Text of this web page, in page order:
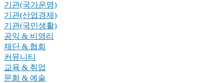
기관(국가운영)
기관(산업경제)
기관(국민생활)
공익 & 비영리
재단 & 협회
커뮤니티
교육 & 취업
문화 & 예술